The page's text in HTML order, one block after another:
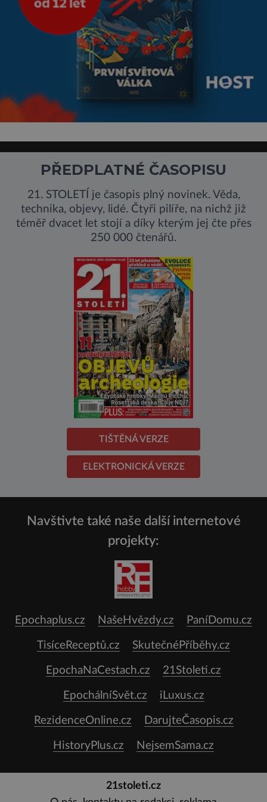
PŘEDPLATNÉ ČASOPISU
21. STOLETÍ je časopis plný novinek. Věda,
technika, objevy, lidé. Čtyři pilíře, na nichž již
téměř dvacet let stojí a díky kterým jej čte přes
250 000 čtenářů.
TIŠTĚNÁ VERZE
ELEKTRONICKÁ VERZE
Navštivte také naše další internetové
projekty:
Epochaplus.cz NašeHvězdy.cz PaníDomu.cz
TisíceReceptů.cz SkutečnéPříběhy.cz
EpochaNaCestach.cz 21Stoleti.cz
EpochálníSvět.cz iLuxus.cz
RezidenceOnline.cz DarujteČasopis.cz
HistoryPlus.cz NejsemSama.cz
21stoleti.cz